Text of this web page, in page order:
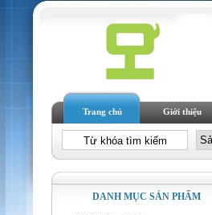
Trang chủ Giới thiệu
DANH MỤC SẢN PHẨM